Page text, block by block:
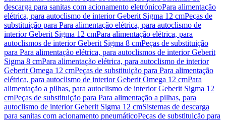
descarga para sanitas com acionamento eletrónicoPara alimentação
elétrica, para autoclismo de interior Geberit Sigma 12 cmPeças de
substituição para Para alimentação elétrica, para autoclismo de
interior Geberit Sigma 12 cmPara alimentação elétrica, para
autoclismos de interior Geberit Sigma 8 cmPeças de substituição
para Para alimentação elétrica, para autoclismos de interior Geberit
Sigma 8 cmPara alimentação elétrica, para autoclismo de interior
Geberit Omega 12 cmPeças de substituição para Para alimentação
elétrica, para autoclismo de interior Geberit Omega 12 cmPara
alimentação a pilhas, para autoclismo de interior Geberit Sigma 12
cmPeças de substituição para Para alimentação a pilhas, para
autoclismo de interior Geberit Sigma 12 cmSistemas de descarga
para sanitas com acionamento pneumáticoPeças de substituição para